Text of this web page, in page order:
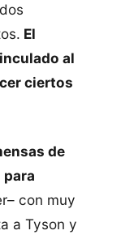
El
al
ciertos
de
para
con muy
a Tyson y